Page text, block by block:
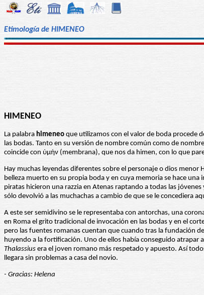
Etimología de HIMENEO
HIMENEO
La palabra himeneo que utilizamos con el valor de boda procede
las bodas. Tanto en su versión de nombre común como de
coincide con ὑμήν (membrana), que nos da himen, con lo que
Hay muchas leyendas diferentes sobre el personaje o dios
belleza muerto en su propia boda y en cuya memoria se hace
piratas hicieron una razzia en Atenas raptando a todas las
sólo devolvió a las muchachas a cambio de que se le concediera
A este ser semidivino se le representaba con antorchas, una
en Roma el grito tradicional de invocación en las bodas y en el
pero las fuentes romanas cuentan que cuando tras la fundación
huyendo a la fortificación. Uno de ellos había conseguido atrapar
Thalassius era el joven romano más respetado y apuesto. Así
llegara sin problemas a casa del novio.
- Gracias: Helena